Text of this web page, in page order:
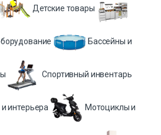
Детские товары
Бассейны и
Спортивный инвентарь
интерьера Мотоциклы и